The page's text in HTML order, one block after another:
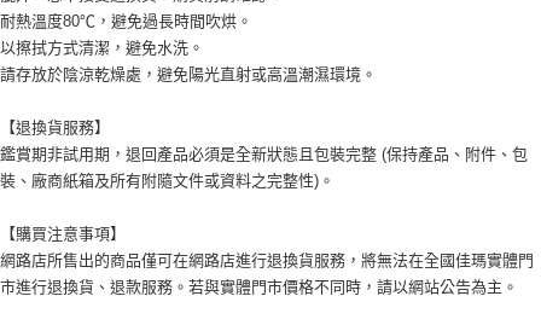
耐熱溫度80℃，避免過長時間吹烘。
以擦拭方式清潔，避免水洗。
請存放於陰涼乾燥處，避免陽光直射或高溫潮濕環境。
【退換貨服務】
鑑賞期非試用期，退回產品必須是全新狀態且包裝完整 (保持產品、附件、包
裝、廠商紙箱及所有附隨文件或資料之完整性)。
【購買注意事項】
網路店所售出的商品僅可在網路店進行退換貨服務，將無法在全國佳瑪實體門
市進行退換貨、退款服務。若與實體門市價格不同時，請以網站公告為主。